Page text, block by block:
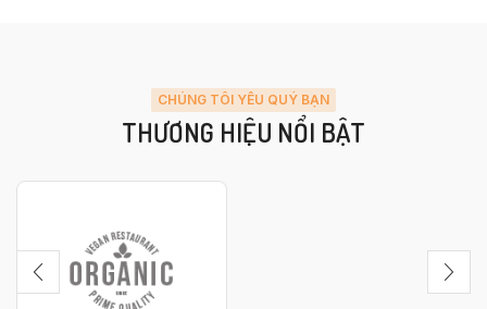
CHÚNG TÔI YÊU QUÝ BẠN
THƯƠNG HIỆU NỔI BẬT